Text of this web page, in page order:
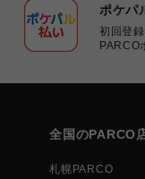
ポケパ
初回登
PARCO
全国のPARCO
札幌PARCO